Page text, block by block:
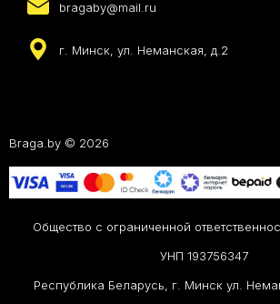
bragaby@mail.ru
г. Минск, ул. Неманская, д.2
Braga.by © 2026
Общество с ограниченной
УНП 193756347
Республика Беларусь, г. Минск ул.